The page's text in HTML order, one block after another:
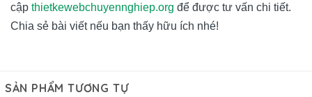
cập thietkewebchuyennghiep.org để được tư vấn chi tiết.
Chia sẻ bài viết nếu bạn thấy hữu ích nhé!
SẢN PHẨM TƯƠNG TỰ